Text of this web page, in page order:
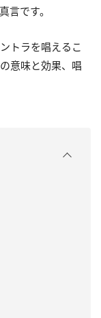
言です。
トラを唱えるこ
意味と効果、唱